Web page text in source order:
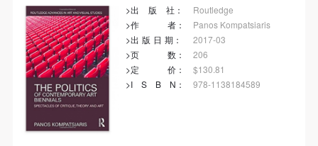
>出 版 社：
Routledge
>作
者：
Panos Kompatsiaris
>出 版 日 期 ：
2017-03
>页
数：
206
>定
价：
$130.81
>I
S B N ： 978-1138184589
戮，到现今的和平和安详。仿佛瞬间被抽离出这世间
之外，画面被定格静止了一般，转过身即是微笑。 版
权归作者所有，任何形式转载请联系作者。 关于吴
哥，我想大约是我不必多费口舌去解释每一处寺院的
由来和历史，每一个来到这里的人，多数都会花上个
三五日去感受吴哥雄伟壮观的寺院建筑群。 这里捡几
个重要而美的分享。 冷风起，冬意浓！ 这个冬日的